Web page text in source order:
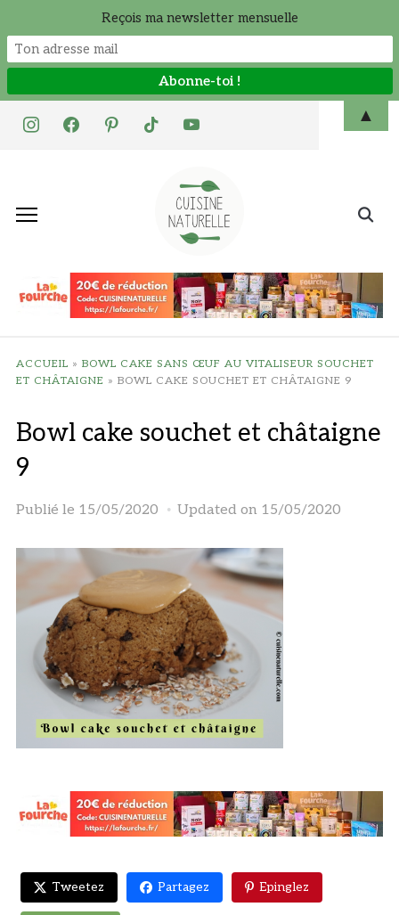
instagramfacebookpinteresttiktok youtube
Search
ACCUEIL » BOWL CAKE SANS ŒUF AU VITALISEUR SOUCHET
ET CHÂTAIGNE » BOWL CAKE SOUCHET ET CHÂTAIGNE 9
Bowl cake souchet et châtaigne
9
Publié le 15/05/2020 Updated on 15/05/2020
Tweetez Partagez Epinglez
Reçois ma newsletter mensuelle
▲